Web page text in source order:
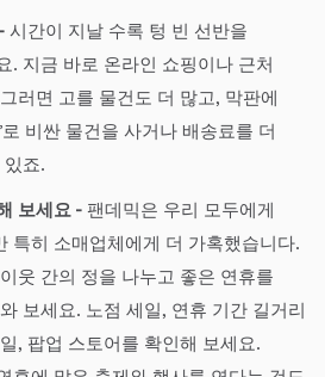
시간이 지날 수록 텅 빈 선반을
. 지금 바로 온라인 쇼핑이나 근처
러면 고를 물건도 더 많고, 막판에
로 비싼 물건을 사거나 배송료를 더
있죠.
보세요 - 팬데믹은 우리 모두에게
특히 소매업체에게 더 가혹했습니다.
웃 간의 정을 나누고 좋은 연휴를
보세요. 노점 세일, 연휴 기간 길거리
, 팝업 스토어를 확인해 보세요.